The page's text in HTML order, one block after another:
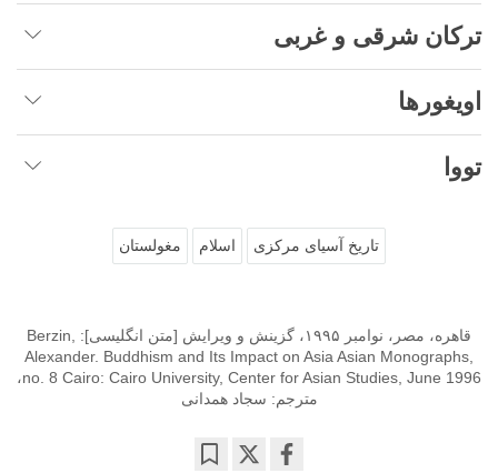
ترکان شرقی و غربی
اویغورها
تووا
تاریخ آسیای مرکزی اسلام مغولستان
قاهره، مصر، نوامبر ۱۹۹۵، گزینش و ویرایش [متن انگلیسی]: Berzin,
Alexander. Buddhism and Its Impact on Asia Asian Monographs,
no. 8 Cairo: Cairo University, Center for Asian Studies, June 1996،
مترجم: سجاد همدانی